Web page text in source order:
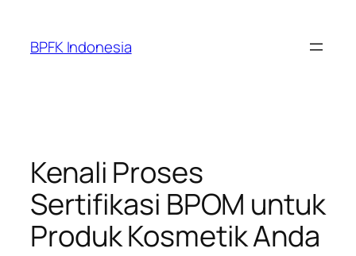
content
BPFK Indonesia
Kenali Proses
Sertifikasi BPOM untuk
Produk Kosmetik Anda